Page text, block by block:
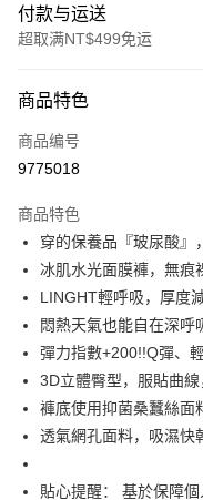
付款与运送
超取满NT$499免运
信用卡一次付款
超商取货付款
Apple Pay
街口支付
悠遊付
Plus PAY
大哥付你分期
相关说明
月租型门号，不开放公司户
AFTEE先享后付
商品特色
商品编号
9775018
商品特色
穿的保養品『玻尿酸』
冰肌水光面膜褲，無痕
LINGHT輕呼吸，厚度
悶熱天氣也能自在深呼
彈力指數+200!!Q彈、
3D立體臀型，服貼曲
褲底使用抑菌桑蠶絲面
透氣網孔面料，吸濕快
貼心提醒： 基於保障